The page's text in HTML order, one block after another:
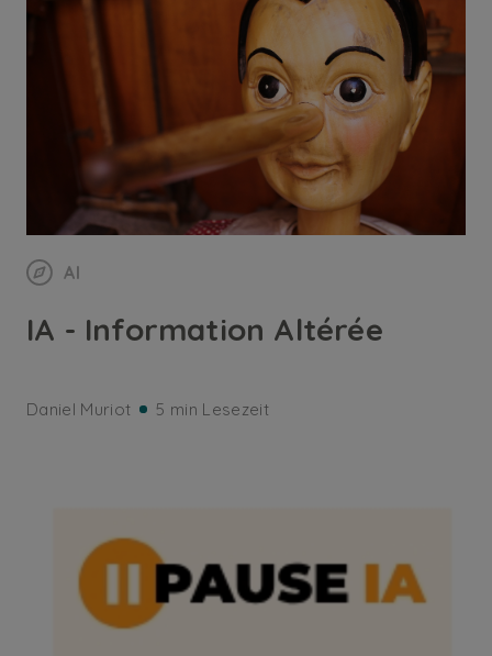
AI
IA - Information Altérée
Daniel Muriot 5 min Lesezeit